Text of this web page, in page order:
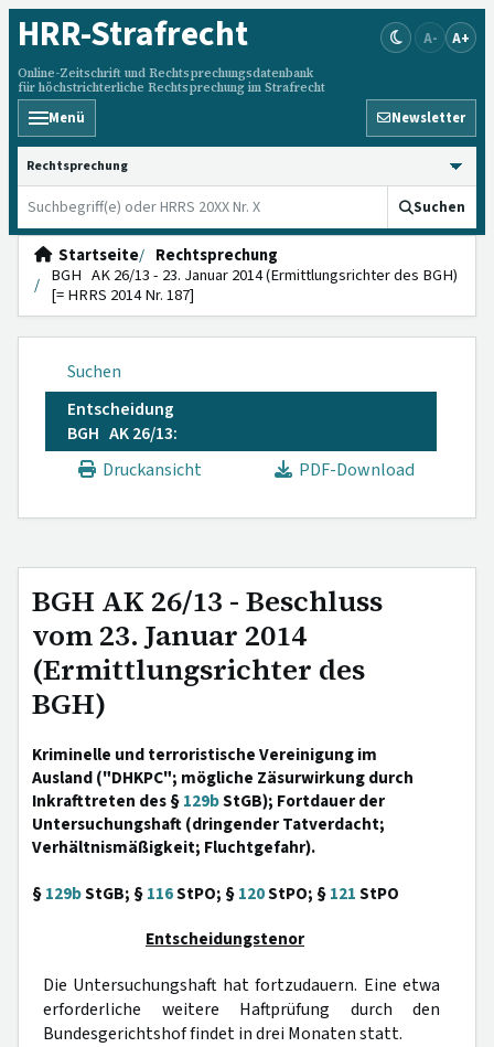
HRR-Strafrecht
Online-Zeitschrift und Rechtsprechungsdatenbank
für höchstrichterliche Rechtsprechung im Strafrecht
A- A+
Menü Newsletter
HRRS durchsuchen
Suchen
Startseite
Rechtsprechung
BGH AK 26/13 - 23. Januar 2014 (Ermittlungsrichter des BGH)
[= HRRS 2014 Nr. 187]
Suchen
Entscheidung
BGH AK 26/13:
Druckansicht
PDF-Download
BGH AK 26/13 - Beschluss
vom 23. Januar 2014
(Ermittlungsrichter des
BGH)
Kriminelle und terroristische Vereinigung im
Ausland ("DHKPC"; mögliche Zäsurwirkung durch
Inkrafttreten des §129bStGB); Fortdauer der
Untersuchungshaft (dringender Tatverdacht;
Verhältnismäßigkeit; Fluchtgefahr).
§129bStGB; §116StPO; §120StPO; §121StPO
Entscheidungstenor
Die Untersuchungshaft hat fortzudauern. Eine etwa
erforderliche weitere Haftprüfung durch den
Bundesgerichtshof findet in drei Monaten statt.